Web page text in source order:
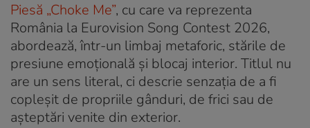
Piesă „Choke Me”, cu care va reprezenta
România la Eurovision Song Contest 2026,
abordează, într-un limbaj metaforic, stările de
presiune emoțională și blocaj interior. Titlul nu
are un sens literal, ci descrie senzația de a fi
copleșit de propriile gânduri, de frici sau de
așteptări venite din exterior.